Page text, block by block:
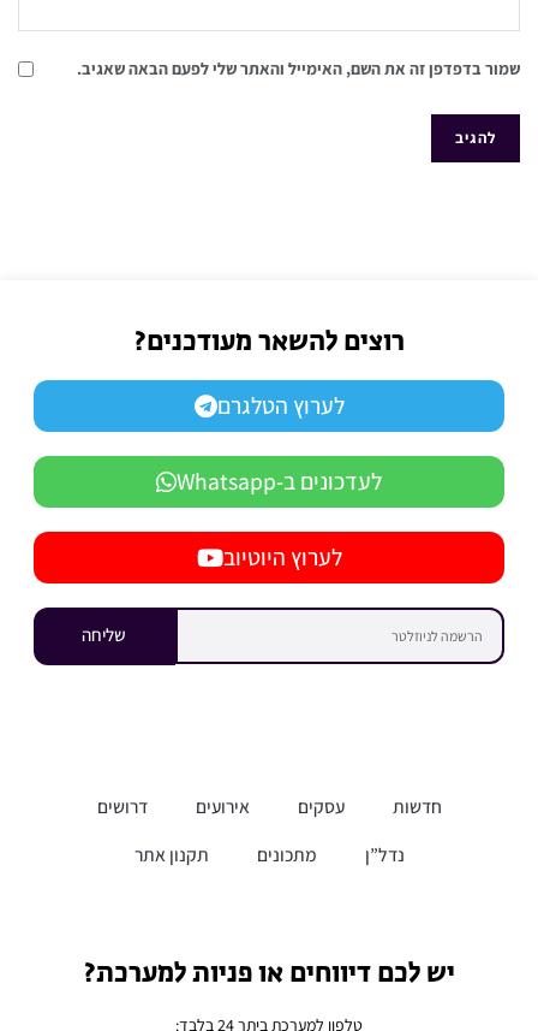
שמור בדפדפן זה את השם, האימייל והאתר שלי לפעם הבאה שאגיב.
רוצים להשאר מעודכנים?
לערוץ הטלגרם
לעדכונים ב-Whatsapp
לערוץ היוטיוב
שליחה
חדשות עסקים אירועים
דרושים
נדל”ן
מתכונים תקנון אתר
יש לכם דיווחים או פניות למערכת?
טלפון למערכת ביתר 24 בלבד: